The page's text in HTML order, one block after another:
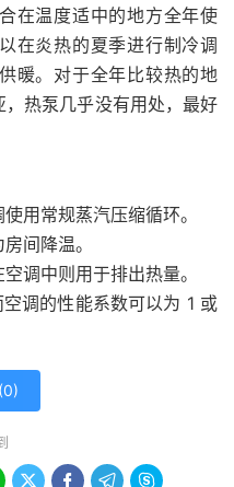
在温度适中的地方全年使
在炎热的夏季进行制冷调
暖。对于全年比较热的地
热泵几乎没有用处，最好
用常规蒸汽压缩循环。
间降温。
调中则用于排出热量。
调的性能系数可以为 1 或
0)
   